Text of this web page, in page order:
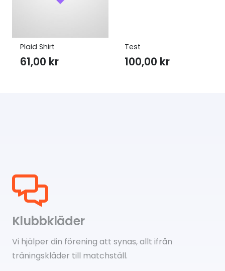
Plaid Shirt
61,00 kr
Test
100,00 kr
Klubbkläder
Vi hjälper din förening att synas, allt ifrån
träningskläder till matchställ.